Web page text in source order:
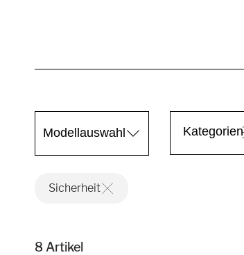
Modellauswahl Kategorien
Sicherheit
8 Artikel